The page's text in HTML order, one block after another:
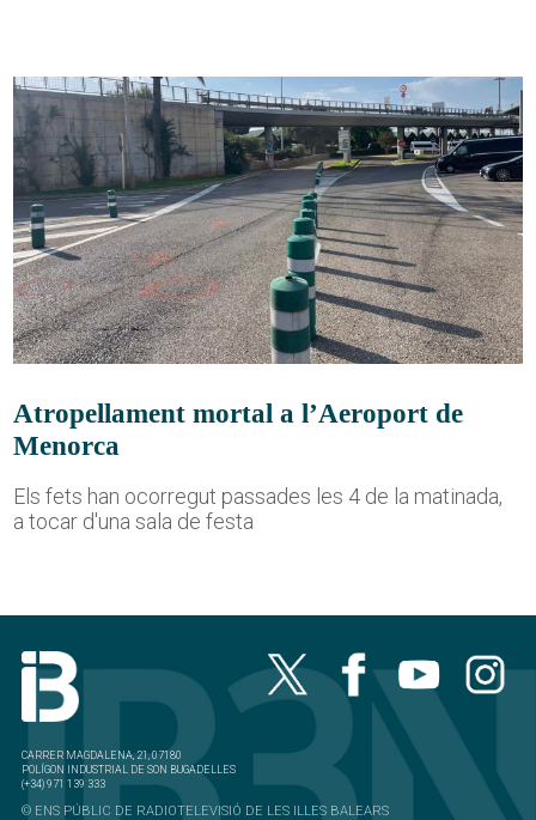
Atropellament mortal a l’Aeroport de
Menorca
Els fets han ocorregut passades les 4 de la matinada,
a tocar d'una sala de festa
CARRER MAGDALENA, 21, 07180
POLÍGON INDUSTRIAL DE SON BUGADELLES
(+34) 971 139 333
© ENS PÚBLIC DE RADIOTELEVISIÓ DE LES ILLES BALEARS